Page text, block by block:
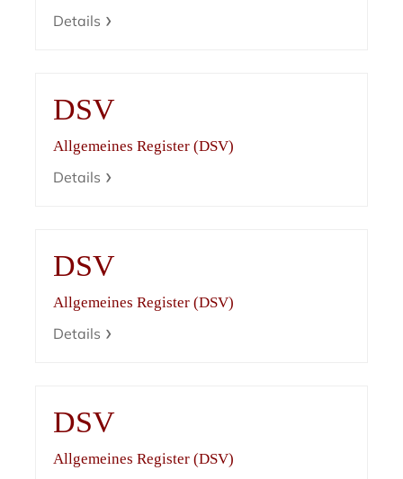
Details
DSV
Allgemeines Register (DSV)
Details
DSV
Allgemeines Register (DSV)
Details
DSV
Allgemeines Register (DSV)